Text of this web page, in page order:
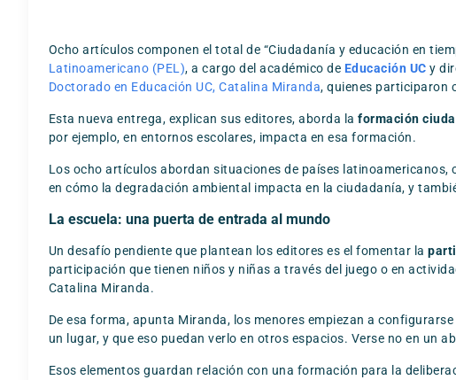
Ocho artículos componen el total de “Ciudadanía y educación en
Latinoamericano (PEL), a cargo del académico de Educación UC y
Doctorado en Educación UC, Catalina Miranda, quienes participaron
Esta nueva entrega, explican sus editores, aborda laformación
por ejemplo, en entornos escolares, impacta en esa formación.
Los ocho artículos abordan situaciones de países latinoamericanos,
en cómo la degradación ambiental impacta en la ciudadanía, y
La escuela: una puerta de entrada al mundo
Un desafío pendiente que plantean los editores es el fomentar la
participación que tienen niños y niñas a través del juego o en
Catalina Miranda.
De esa forma, apunta Miranda, los menores empiezan a
un lugar, y que eso puedan verlo en otros espacios. Verse no en un
Esos elementos guardan relación con una formación para la